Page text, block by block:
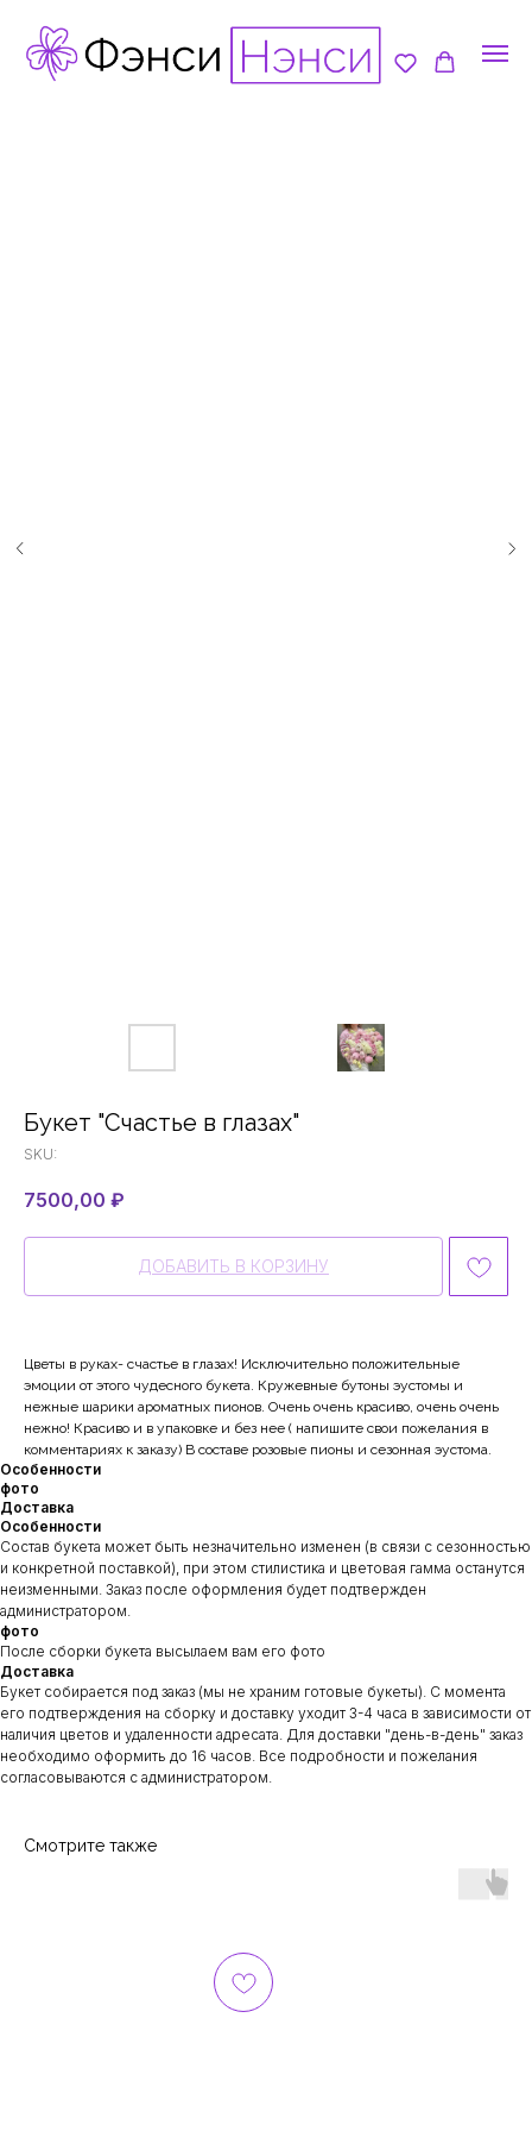
Букет "Счастье в глазах"
SKU:
7500,00 ₽
ДОБАВИТЬ В КОРЗИНУ
Цветы в руках- счастье в глазах! Исключительно положительные
эмоции от этого чудесного букета. Кружевные бутоны эустомы и
нежные шарики ароматных пионов. Очень очень красиво, очень очень
нежно! Красиво и в упаковке и без нее ( напишите свои пожелания в
комментариях к заказу) В составе розовые пионы и сезонная эустома.
Особенности
фото
Доставка
Особенности
Состав букета может быть незначительно изменен (в связи с сезонностью
и конкретной поставкой), при этом стилистика и цветовая гамма останутся
неизменными. Заказ после оформления будет подтвержден
администратором.
фото
После сборки букета высылаем вам его фото
Доставка
Букет собирается под заказ (мы не храним готовые букеты). С момента
его подтверждения на сборку и доставку уходит 3-4 часа в зависимости от
наличия цветов и удаленности адресата. Для доставки "день-в-день" заказ
необходимо оформить до 16 часов. Все подробности и пожелания
согласовываются с администратором.
Смотрите также